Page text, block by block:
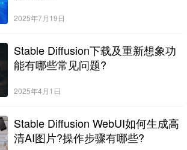
2025年7月19日
Stable Diffusion下载及重新想象功
能有哪些常见问题?
2025年4月1日
Stable Diffusion WebUI如何生成高
清AI图片?操作步骤有哪些?